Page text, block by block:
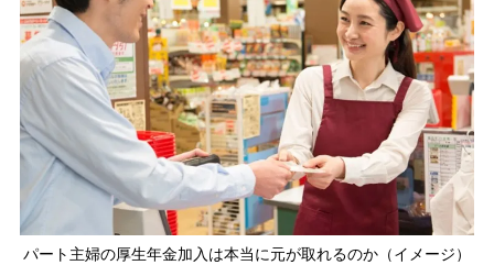
パート主婦の厚生年金加入は本当に元が取れるのか（イメージ）